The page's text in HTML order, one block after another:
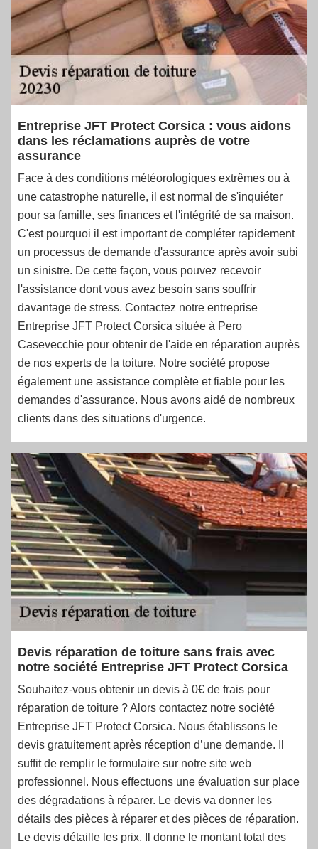
Entreprise JFT Protect Corsica : vous aidons
dans les réclamations auprès de votre
assurance
Face à des conditions météorologiques extrêmes ou à
une catastrophe naturelle, il est normal de s'inquiéter
pour sa famille, ses finances et l'intégrité de sa maison.
C'est pourquoi il est important de compléter rapidement
un processus de demande d'assurance après avoir subi
un sinistre. De cette façon, vous pouvez recevoir
l'assistance dont vous avez besoin sans souffrir
davantage de stress. Contactez notre entreprise
Entreprise JFT Protect Corsica située à Pero
Casevecchie pour obtenir de l'aide en réparation auprès
de nos experts de la toiture. Notre société propose
également une assistance complète et fiable pour les
demandes d'assurance. Nous avons aidé de nombreux
clients dans des situations d'urgence.
Devis réparation de toiture sans frais avec
notre société Entreprise JFT Protect Corsica
Souhaitez-vous obtenir un devis à 0€ de frais pour
réparation de toiture ? Alors contactez notre société
Entreprise JFT Protect Corsica. Nous établissons le
devis gratuitement après réception d’une demande. Il
suffit de remplir le formulaire sur notre site web
professionnel. Nous effectuons une évaluation sur place
des dégradations à réparer. Le devis va donner les
détails des pièces à réparer et des pièces de réparation.
Le devis détaille les prix. Il donne le montant total des